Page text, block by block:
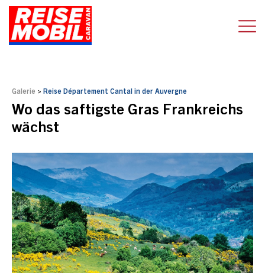
Galerie > Reise Département Cantal in der Auvergne
Wo das saftigste Gras Frankreichs
wächst